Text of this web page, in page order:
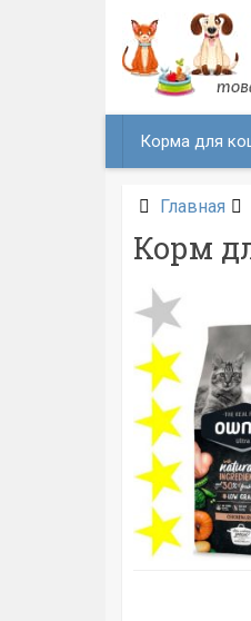
содержанию
Корма для
Главная
Корм